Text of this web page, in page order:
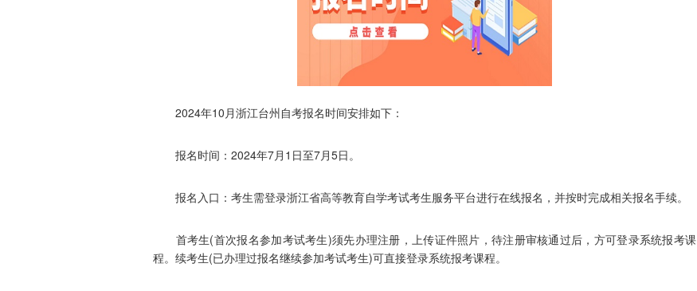
2024年10月浙江台州自考报名时间安排如下：
报名时间：2024年7月1日至7月5日。
报名入口：考生需登录浙江省高等教育自学考试考生服务平台进行在线报名，并按时完成相关报名手续。
首考生(首次报名参加考试考生)须先办理注册，上传证件照片，待注册审核通过后，方可登录系统报考课
程。续考生(已办理过报名继续参加考试考生)可直接登录系统报考课程。